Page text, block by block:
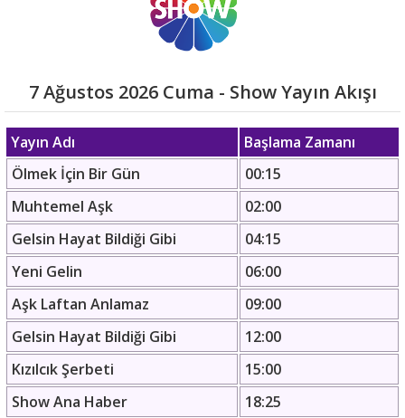
7 Ağustos 2026 Cuma - Show Yayın Akışı
Yayın Adı
Başlama Zamanı
Ölmek İçin Bir Gün
00:15
Muhtemel Aşk
02:00
Gelsin Hayat Bildiği Gibi
04:15
Yeni Gelin
06:00
Aşk Laftan Anlamaz
09:00
Gelsin Hayat Bildiği Gibi
12:00
Kızılcık Şerbeti
15:00
Show Ana Haber
18:25